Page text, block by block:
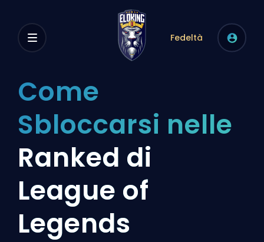
Fedeltà
Come
Sbloccarsi nelle
Ranked di
League of
Legends